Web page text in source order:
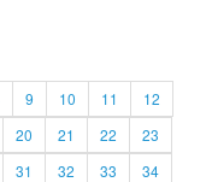
9 10 11
12
20 21 22
23
31 32 33
34